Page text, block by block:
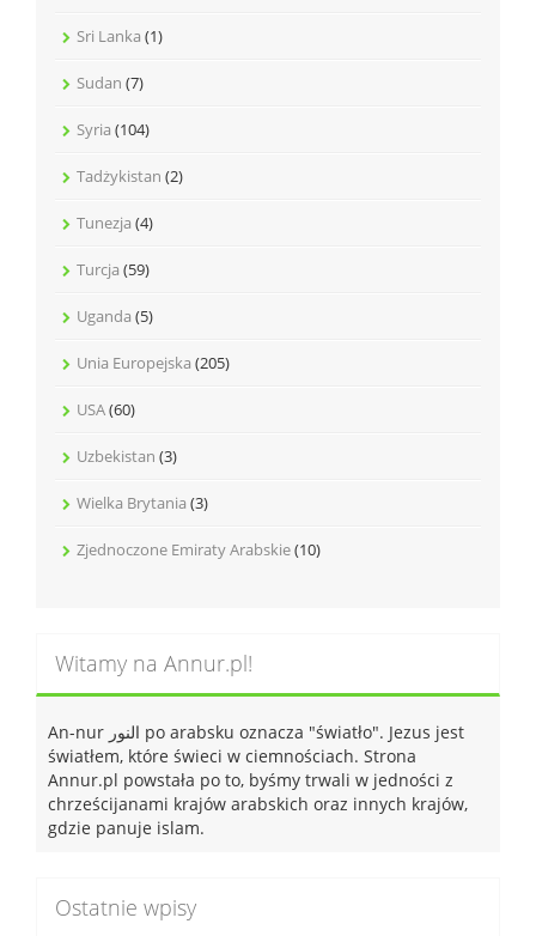
Sri Lanka (1)
Sudan (7)
Syria (104)
Tadżykistan (2)
Tunezja (4)
Turcja (59)
Uganda (5)
Unia Europejska (205)
USA(60)
Uzbekistan (3)
Wielka Brytania (3)
Zjednoczone Emiraty Arabskie(10)
Witamy na Annur.pl!
An-nur النور po arabsku oznacza "światło". Jezus jest
światłem, które świeci w ciemnościach. Strona
Annur.pl powstała po to, byśmy trwali w jedności z
chrześcijanami krajów arabskich oraz innych krajów,
gdzie panuje islam.
Ostatnie wpisy